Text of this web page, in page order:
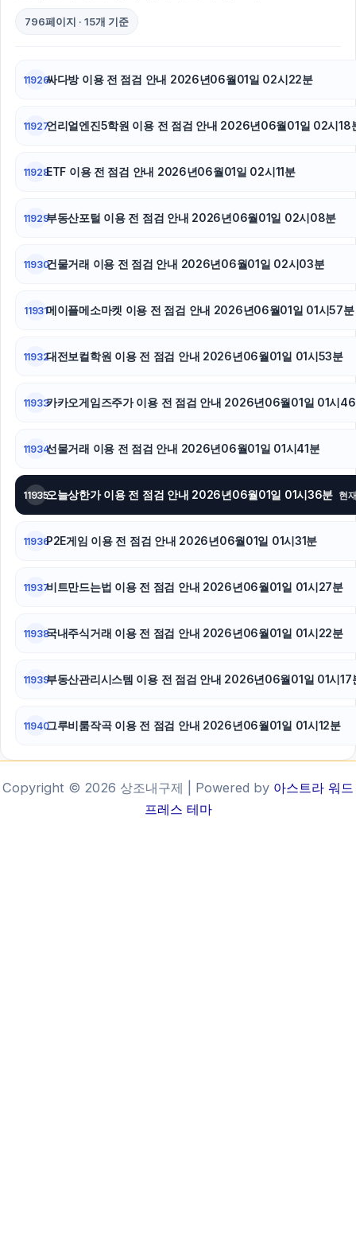
796페이지 · 15개 기준
11926싸다방 이용 전 점검 안내 2026년06월01일 02시22분
11927언리얼엔진5학원 이용 전 점검 안내 2026년06월01일 02시18
11928ETF 이용 전 점검 안내 2026년06월01일 02시11분
11929부동산포털 이용 전 점검 안내 2026년06월01일 02시08분
11930건물거래 이용 전 점검 안내 2026년06월01일 02시03분
11931메이플메소마켓 이용 전 점검 안내 2026년06월01일 01시57분
11932대전보컬학원 이용 전 점검 안내 2026년06월01일 01시53분
11933카카오게임즈주가 이용 전 점검 안내 2026년06월01일 01시
11934선물거래 이용 전 점검 안내 2026년06월01일 01시41분
11935오늘상한가 이용 전 점검 안내 2026년06월01일 01시36분 현
11936P2E게임 이용 전 점검 안내 2026년06월01일 01시31분
11937비트만드는법 이용 전 점검 안내 2026년06월01일 01시27분
11938국내주식거래 이용 전 점검 안내 2026년06월01일 01시22분
11939부동산관리시스템 이용 전 점검 안내 2026년06월01일 01시17
11940그루비룸작곡 이용 전 점검 안내 2026년06월01일 01시12분
Copyright © 2026 상조내구제 | Powered by 아스트라 워드
프레스 테마